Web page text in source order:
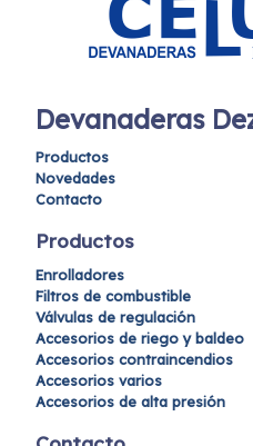
Devanaderas
Productos
Novedades
Contacto
Productos
Enrolladores
Filtros de combustible
Válvulas de regulación
Accesorios de riego y baldeo
Accesorios contraincendios
Accesorios varios
Accesorios de alta presión